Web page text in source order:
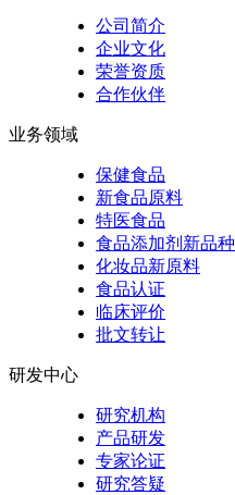
公司简介
企业文化
荣誉资质
合作伙伴
业务领域
保健食品
新食品原料
特医食品
食品添加剂新品种
化妆品新原料
食品认证
临床评价
批文转让
研发中心
研究机构
产品研发
专家论证
研究答疑